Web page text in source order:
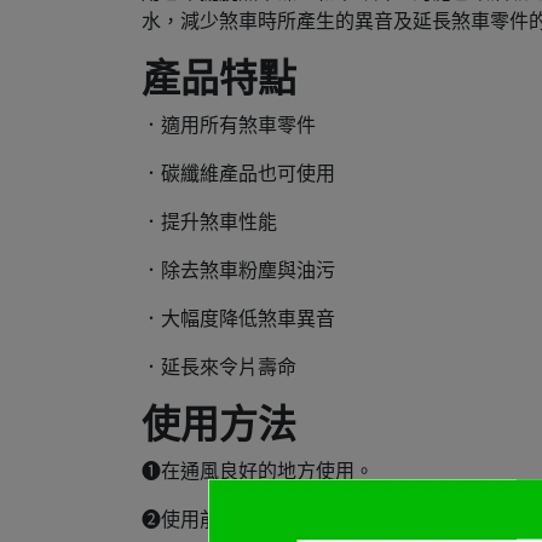
水，減少煞車時所產生的異音及延長煞車零件
產品特點
．適用所有煞車零件
．碳纖維產品也可使用
．提升煞車性能
．除去煞車粉塵與油污
．大幅度降低煞車異音
．延長來令片壽命
使用方法
➊在通風良好的地方使用。
➋使用前搖晃瓶身以活化配方。